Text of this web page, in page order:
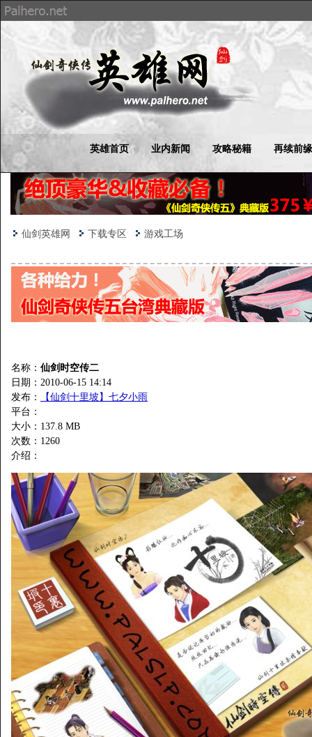
英雄首页 业内新闻 攻略秘籍 再续前缘
仙剑英雄网 下载专区 游戏工场
名称： 仙剑时空传二
日期：2010-06-15 14:14
发布：
【仙剑十里坡】七夕小雨
平台：
大小：137.8 MB
次数： 1260
介绍：